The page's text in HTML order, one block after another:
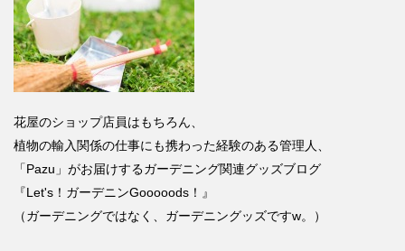
花屋のショップ店員はもちろん、
植物の輸入関係の仕事にも携わった経験のある管理人、
「Pazu」がお届けするガーデニング関連グッズブログ
『Let's！ガーデニンGooooods！』
（ガーデニングではなく、ガーデニングッズですw。）